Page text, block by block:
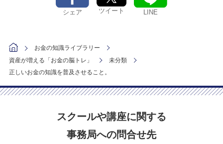
シェア ツイート LINE
お金の知識ライブラリー
資産が増える「お金の脳トレ」
未分類
正しいお金の知識を普及させること。
スクールや講座に関する
事務局への問合せ先